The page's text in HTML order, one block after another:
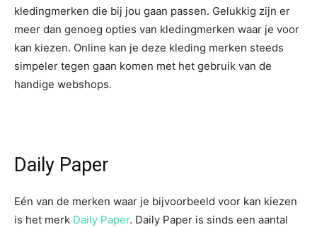
kledingmerken die bij jou gaan passen. Gelukkig zijn er
meer dan genoeg opties van kledingmerken waar je voor
kan kiezen. Online kan je deze kleding merken steeds
simpeler tegen gaan komen met het gebruik van de
handige webshops.
Daily Paper
Eén van de merken waar je bijvoorbeeld voor kan kiezen
is het merk Daily Paper. Daily Paper is sinds een aantal